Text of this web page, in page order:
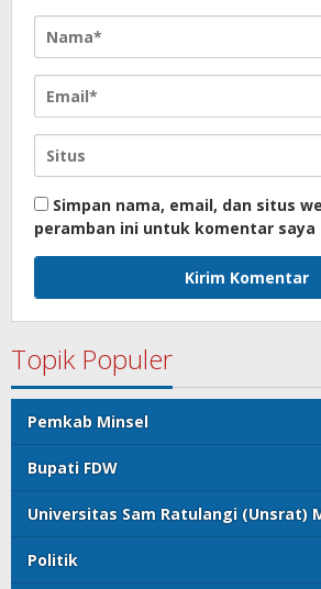
Simpan nama, email, dan situs
peramban ini untuk komentar
Topik Populer
Pemkab Minsel
Bupati FDW
Universitas Sam Ratulangi (Unsrat)
Politik